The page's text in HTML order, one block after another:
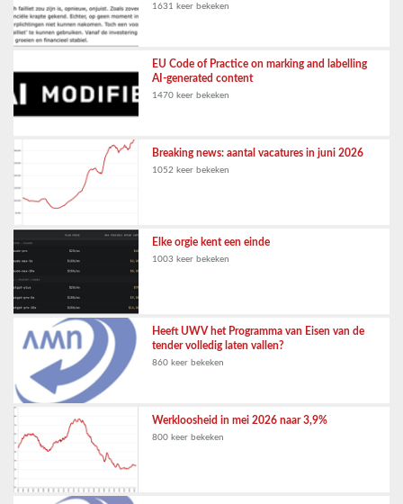
1631 keer bekeken
EU Code of Practice on marking and labelling
AI-generated content
1470 keer bekeken
Breaking news: aantal vacatures in juni 2026
1052 keer bekeken
Elke orgie kent een einde
1003 keer bekeken
Heeft UWV het Programma van Eisen van de
tender volledig laten vallen?
860 keer bekeken
Werkloosheid in mei 2026 naar 3,9%
800 keer bekeken